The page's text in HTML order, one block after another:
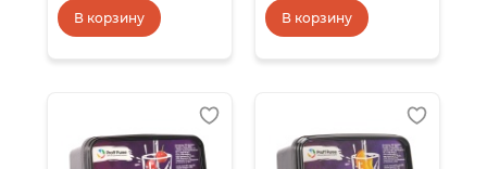
В корзину В корзину